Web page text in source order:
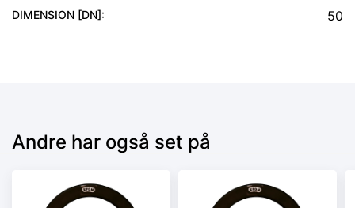
DIMENSION [DN]: 50
Andre har også set på